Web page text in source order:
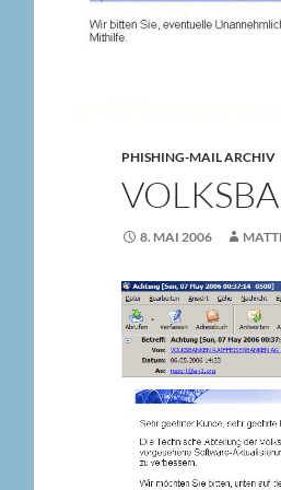
PHISHING-MAIL ARCHIV
8. MAI 2006